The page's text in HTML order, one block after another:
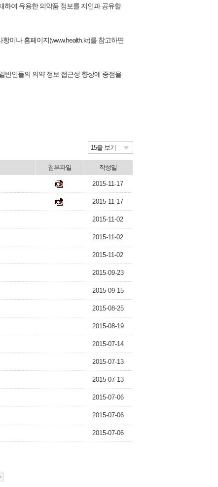
여 유용한 의약품 정보를 지인과 공유할
이나 홈페이지(www.health.kr)를 참고하면
반인들의 의약 정보 접근성 향상에 중점을
15줄 보기
첨부파일 작성일
2015-11-17
2015-11-17
2015-11-02
2015-11-02
2015-11-02
2015-09-23
2015-09-15
2015-08-25
2015-08-19
2015-07-14
2015-07-13
2015-07-13
2015-07-06
2015-07-06
2015-07-06